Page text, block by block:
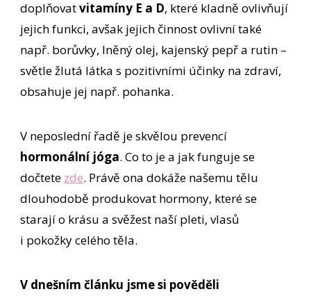
doplňovatvitamíny E a D, které kladně ovlivňují
jejich funkci, avšak jejich činnost ovlivní také
např. borůvky, lněný olej, kajenský pepř a rutin –
světle žlutá látka s pozitivními účinky na zdraví,
obsahuje jej např. pohanka.
V neposlední řadě je skvělou prevencí
hormonální jóga. Co to je a jak funguje se
dočtete zde. Právě ona dokáže našemu tělu
dlouhodobě produkovat hormony, které se
starají o krásu a svěžest naší pleti, vlasů
i pokožky celého těla.
V dnešním článku jsme si pověděli